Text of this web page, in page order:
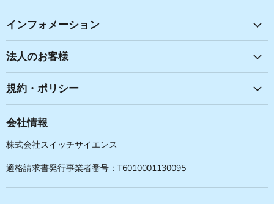
見
つ
て
く
さ
い
見
つ
て
く
さ
い
見
つ
て
く
さ
い
見
つ
い
インフォメーション
法人のお客様
規約・ポリシー
会社情報
株式会社スイッチサイエンス
適格請求書発行事業者番号：T6010001130095